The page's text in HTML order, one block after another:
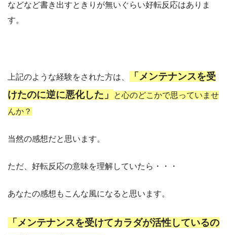
などなど書き出すときりが無いぐらい好転反応はありま
す。
上記のような経験をされた方は、
「メンテナンスを受
けたのに逆に悪化した」
と心のどこかで思っていませ
んか？
当然の感想だと思います。
ただ、好転反応の意味を理解していたら・・・
あなたの感想もこんな風になると思います。
「メンテナンスを受けてカラダが活性しているの